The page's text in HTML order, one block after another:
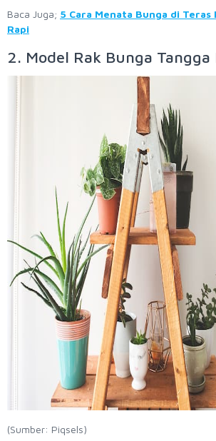
Baca Juga; 5 Cara Menata Bunga di Teras
Rapi
2. Model Rak Bunga
(Sumber: Piqsels)